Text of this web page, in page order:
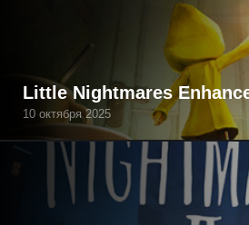
Little Nightmares
10 октября 2025